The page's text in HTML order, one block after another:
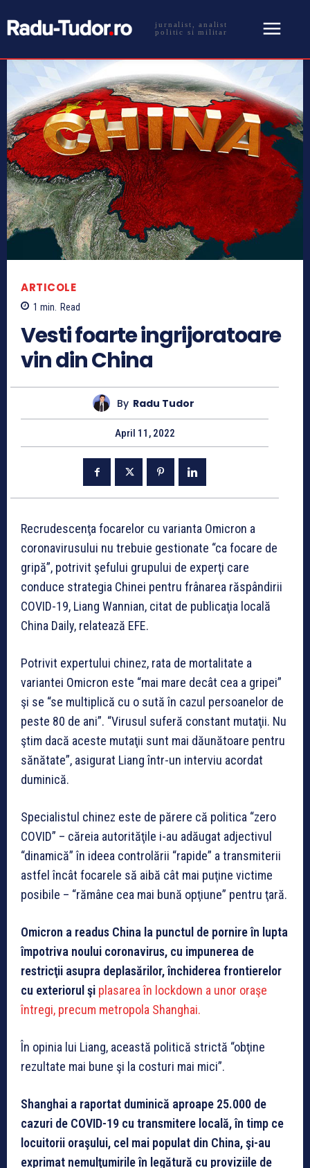
jurnalist, analist
politic si militar
ARTICOLE
1 min. Read
Vesti foarte ingrijoratoare
vin din China
By Radu Tudor
April 11, 2022
Recrudescenţa focarelor cu varianta Omicron a
coronavirusului nu trebuie gestionate “ca focare de
gripă”, potrivit şefului grupului de experţi care
conduce strategia Chinei pentru frânarea răspândirii
COVID-19, Liang Wannian, citat de publicaţia locală
China Daily, relatează EFE.
Potrivit expertului chinez, rata de mortalitate a
variantei Omicron este “mai mare decât cea a gripei”
şi se “se multiplică cu o sută în cazul persoanelor de
peste 80 de ani”. “Virusul suferă constant mutaţii. Nu
ştim dacă aceste mutaţii sunt mai dăunătoare pentru
sănătate”, asigurat Liang într-un interviu acordat
duminică.
Specialistul chinez este de părere că politica “zero
COVID” – căreia autorităţile i-au adăugat adjectivul
“dinamică” în ideea controlării “rapide” a transmiterii
astfel încât focarele să aibă cât mai puţine victime
posibile – “rămâne cea mai bună opţiune” pentru ţară.
Omicron a readus China la punctul de pornire în lupta
împotriva noului coronavirus, cu impunerea de
restricţii asupra deplasărilor, închiderea frontierelor
cu exteriorul şi plasarea în lockdown a unor oraşe
întregi, precum metropola Shanghai.
În opinia lui Liang, această politică strictă “obţine
rezultate mai bune şi la costuri mai mici”.
Shanghai a raportat duminică aproape 25.000 de
cazuri de COVID-19 cu transmitere locală, în timp ce
locuitorii oraşului, cel mai populat din China, şi-au
exprimat nemulţumirile în legătură cu proviziile de